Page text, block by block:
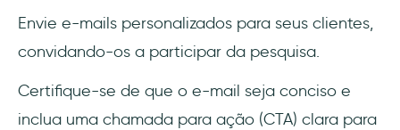
Envie e-mails personalizados para seus clientes,
convidando-os a participar da pesquisa.
Certifique-se de que o e-mail seja conciso e
inclua uma chamada para ação (CTA) clara para